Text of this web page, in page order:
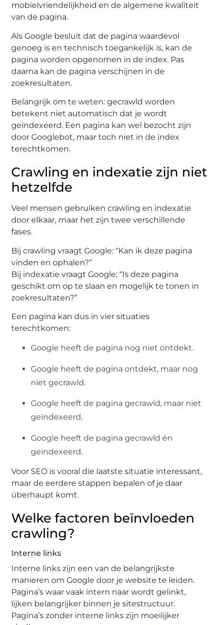
mobielvriendelijkheid en de algemene kwaliteit
van de pagina.
Als Google besluit dat de pagina waardevol
genoeg is en technisch toegankelijk is, kan de
pagina worden opgenomen in de index. Pas
daarna kan de pagina verschijnen in de
zoekresultaten.
Belangrijk om te weten: gecrawld worden
betekent niet automatisch dat je wordt
geïndexeerd. Een pagina kan wel bezocht zijn
door Googlebot, maar toch niet in de index
terechtkomen.
Crawling en indexatie zijn niet
hetzelfde
Veel mensen gebruiken crawling en indexatie
door elkaar, maar het zijn twee verschillende
fases.
Bij crawling vraagt Google: “Kan ik deze pagina
vinden en ophalen?”
Bij indexatie vraagt Google: “Is deze pagina
geschikt om op te slaan en mogelijk te tonen in
zoekresultaten?”
Een pagina kan dus in vier situaties
terechtkomen:
Google heeft de pagina nog niet ontdekt.
Google heeft de pagina ontdekt, maar nog
niet gecrawld.
Google heeft de pagina gecrawld, maar niet
geïndexeerd.
Google heeft de pagina gecrawld én
geïndexeerd.
Voor SEO is vooral die laatste situatie interessant,
maar de eerdere stappen bepalen of je daar
überhaupt komt.
Welke factoren beïnvloeden
crawling?
Interne links
Interne links zijn een van de belangrijkste
manieren om Google door je website te leiden.
Pagina’s waar vaak intern naar wordt gelinkt,
lijken belangrijker binnen je sitestructuur.
Pagina’s zonder interne links zijn moeilijker